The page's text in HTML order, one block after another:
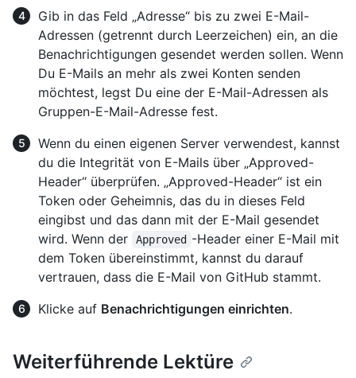
Gib in das Feld „Adresse“ bis zu zwei E-Mail-
Adressen (getrennt durch Leerzeichen) ein, an die
Benachrichtigungen gesendet werden sollen. Wenn
Du E-Mails an mehr als zwei Konten senden
möchtest, legst Du eine der E-Mail-Adressen als
Gruppen-E-Mail-Adresse fest.
Wenn du einen eigenen Server verwendest, kannst
du die Integrität von E-Mails über „Approved-
Header“ überprüfen. „Approved-Header“ ist ein
Token oder Geheimnis, das du in dieses Feld
eingibst und das dann mit der E-Mail gesendet
wird. Wenn der
Approved -Header einer E-Mail mit
dem Token übereinstimmt, kannst du darauf
vertrauen, dass die E-Mail von GitHub stammt.
Klicke auf Benachrichtigungen einrichten.
Weiterführende Lektüre